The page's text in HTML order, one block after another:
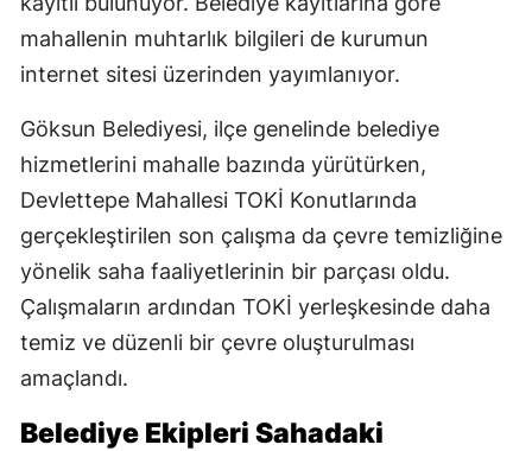
mahallenin muhtarlık bilgileri de kurumun
internet sitesi üzerinden yayımlanıyor.
Göksun Belediyesi, ilçe genelinde belediye
hizmetlerini mahalle bazında yürütürken,
Devlettepe Mahallesi TOKİ Konutlarında
gerçekleştirilen son çalışma da çevre temizliğine
yönelik saha faaliyetlerinin bir parçası oldu.
Çalışmaların ardından TOKİ yerleşkesinde daha
temiz ve düzenli bir çevre oluşturulması
amaçlandı.
Belediye Ekipleri Sahadaki